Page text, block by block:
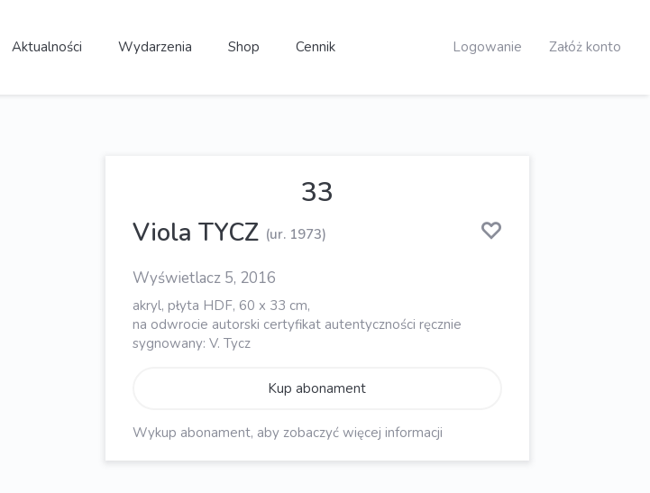
Aktualności Wydarzenia Shop Cennik Logowanie Załóż konto
33
Viola TYCZ (ur. 1973)
Wyświetlacz 5, 2016
akryl, płyta HDF, 60 x 33 cm,
na odwrocie autorski certyfikat autentyczności ręcznie
sygnowany: V. Tycz
Kup abonament
Wykup abonament, aby zobaczyć więcej informacji